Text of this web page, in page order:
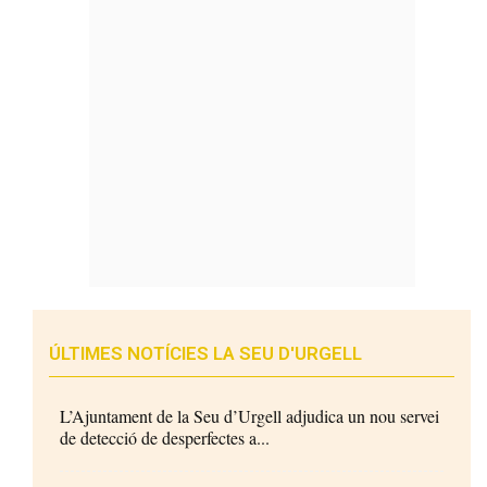
ÚLTIMES NOTÍCIES LA SEU D'URGELL
L’Ajuntament de la Seu d’Urgell adjudica un nou servei
de detecció de desperfectes a...